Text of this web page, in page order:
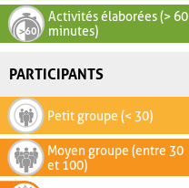
Activités élaborées (> 60
minutes)
PARTICIPANTS
Petit groupe (< 30)
Moyen groupe (entre 30
et 100)